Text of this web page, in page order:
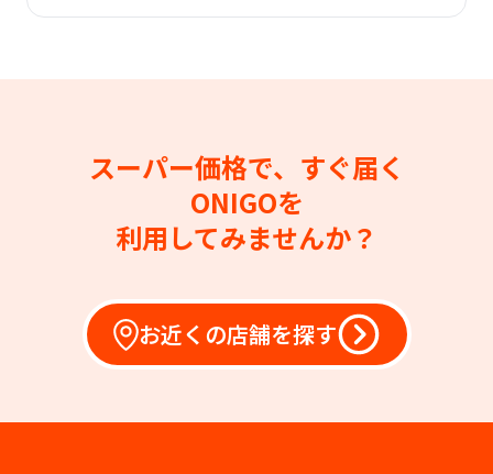
スーパー価格で、すぐ届く
ONIGOを
利用してみませんか？
お近くの店舗を探す